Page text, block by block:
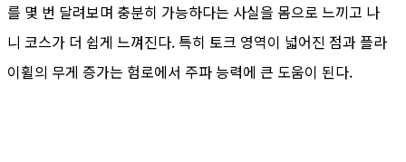
를 몇 번 달려보며 충분히 가능하다는 사실을 몸으로 느끼고 나
니 코스가 더 쉽게 느껴진다. 특히 토크 영역이 넓어진 점과 플라
이휠의 무게 증가는 험로에서 주파 능력에 큰 도움이 된다.